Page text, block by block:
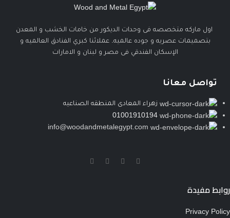
اول ماركه متخصصه فى وحدات الديكور من خامات الخشب و المعدن
بتصميمات عصريه و جوده عالميه. عملائنا كبري الفنادق العالميه و
الإسكان الفندقي فى مصر و لبنان و الامارات
تواصل معانا
زهراء المعادى المنطقه الصناعيه
01001910194
info@woodandmetalegypt.com
روابط مفيدة
Privacy Policy